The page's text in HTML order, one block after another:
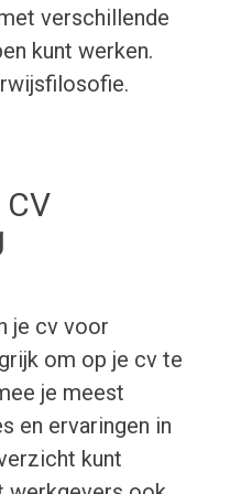
verschillende
kunt werken.
je cv voor
om op je cv te
je meest
en ervaringen in
kunt